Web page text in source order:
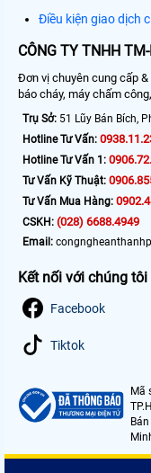
Điều kiện giao dịch
CÔNG TY TNHH
Đơn vị chuyên cung cấp
báo cháy, máy chấm
Trụ Sở: 51 Lũy Bán Bích,
Hotline Tư Vấn:
Hotline Tư Vấn 1:
Tư Vấn Kỹ Thuật:
Tư Vấn Mua Hàng:
CSKH: (028) 6688.4949
Email:
Kết nối với chúng tôi
Facebook
Tiktok
Mã